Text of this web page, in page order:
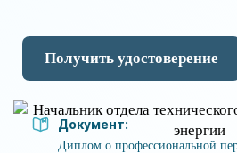
Получить удостоверение
Документ:
Диплом о профессиональной